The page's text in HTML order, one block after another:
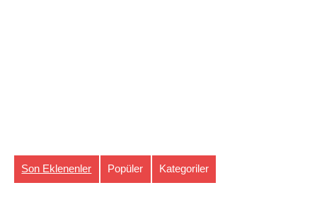
Son Eklenenler Popüler Kategoriler